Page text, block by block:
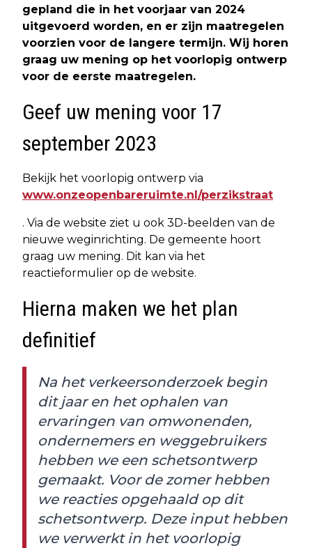
gepland die in het voorjaar van 2024
uitgevoerd worden, en er zijn maatregelen
voorzien voor de langere termijn. Wij horen
graag uw mening op het voorlopig ontwerp
voor de eerste maatregelen.
Geef uw mening voor 17
september 2023
Bekijk het voorlopig ontwerp via
www.onzeopenbareruimte.nl/perzikstraat
. Via de website ziet u ook 3D-beelden van de
nieuwe weginrichting. De gemeente hoort
graag uw mening. Dit kan via het
reactieformulier op de website.
Hierna maken we het plan
definitief
Na het verkeersonderzoek begin
dit jaar en het ophalen van
ervaringen van omwonenden,
ondernemers en weggebruikers
hebben we een schetsontwerp
gemaakt. Voor de zomer hebben
we reacties opgehaald op dit
schetsontwerp. Deze input hebben
we verwerkt in het voorlopig